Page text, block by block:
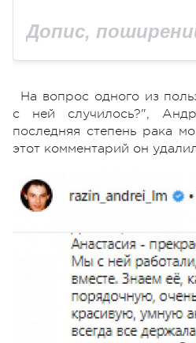
На вопрос одного из
с ней случилось?",
последняя степень рака
этот комментарий он